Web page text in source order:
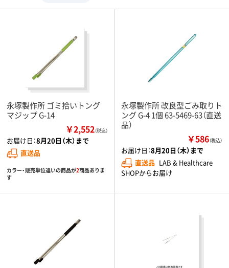
永塚製作所 ゴミ拾いトング
マジップ G-14
￥2,552（税込）
お届け日：8月20日（木）まで
直送品
カラー・販売単位違いの商品が2商品ありま
す
永塚製作所 改良型ごみ取りト
ング G-4 1個 63-5469-63（直送
品）
￥586（税込）
お届け日：8月20日（木）まで
直送品 LAB & Healthcare
SHOPからお届け